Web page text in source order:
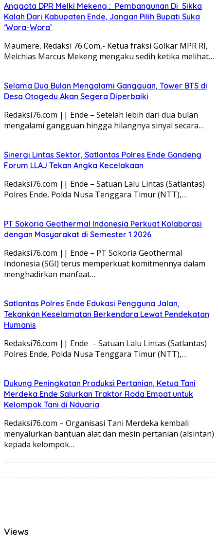
Anggota DPR Melki Mekeng : Pembangunan Di Sikka
Kalah Dari Kabupaten Ende, Jangan Pilih Bupati Suka
‘Wora-Wora’
Maumere, Redaksi 76.Com,- Ketua fraksi Golkar MPR RI,
Melchias Marcus Mekeng mengaku sedih ketika melihat…
Selama Dua Bulan Mengalami Gangguan, Tower BTS di
Desa Otogedu Akan Segera Diperbaiki
Redaksi76.com || Ende – Setelah lebih dari dua bulan
mengalami gangguan hingga hilangnya sinyal secara…
Sinergi Lintas Sektor, Satlantas Polres Ende Gandeng
Forum LLAJ Tekan Angka Kecelakaan
Redaksi76.com || Ende – Satuan Lalu Lintas (Satlantas)
Polres Ende, Polda Nusa Tenggara Timur (NTT),…
PT Sokoria Geothermal Indonesia Perkuat Kolaborasi
dengan Masyarakat di Semester 1 2026
Redaksi76.com || Ende – PT Sokoria Geothermal
Indonesia (SGI) terus memperkuat komitmennya dalam
menghadirkan manfaat…
Satlantas Polres Ende Edukasi Pengguna Jalan,
Tekankan Keselamatan Berkendara Lewat Pendekatan
Humanis
Redaksi76.com || Ende – Satuan Lalu Lintas (Satlantas)
Polres Ende, Polda Nusa Tenggara Timur (NTT),…
Dukung Peningkatan Produksi Pertanian, Ketua Tani
Merdeka Ende Salurkan Traktor Roda Empat untuk
Kelompok Tani di Nduaria
Redaksi76.com – Organisasi Tani Merdeka kembali
menyalurkan bantuan alat dan mesin pertanian (alsintan)
kepada kelompok…
Views